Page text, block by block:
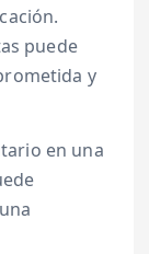
puede
y
en una